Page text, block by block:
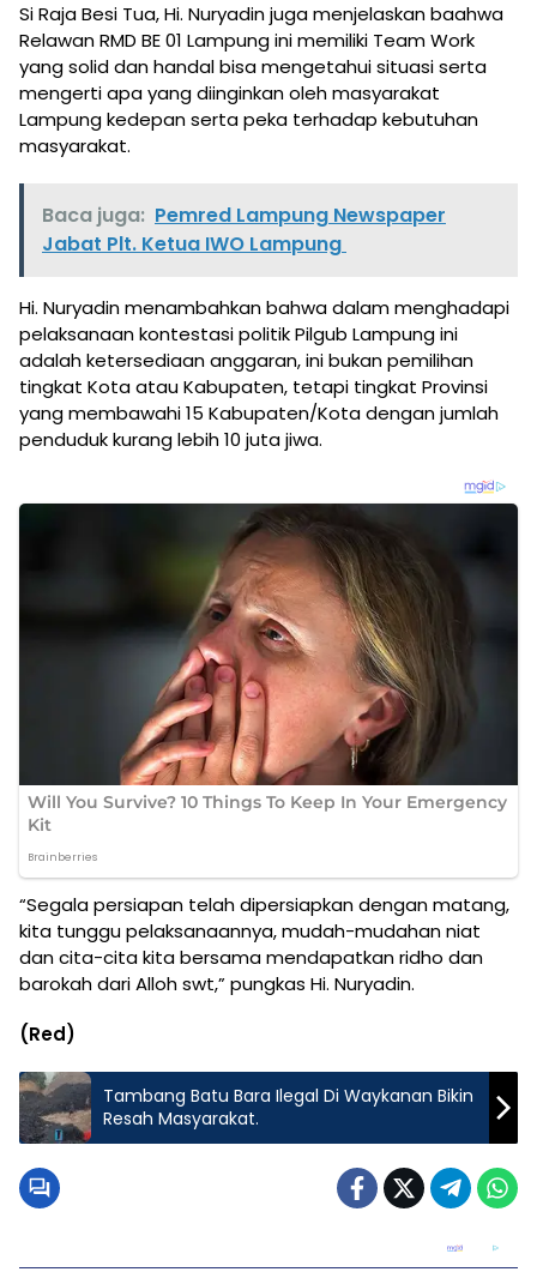
Si Raja Besi Tua, Hi. Nuryadin juga menjelaskan baahwa
Relawan RMD BE 01 Lampung ini memiliki Team Work
yang solid dan handal bisa mengetahui situasi serta
mengerti apa yang diinginkan oleh masyarakat
Lampung kedepan serta peka terhadap kebutuhan
masyarakat.
Baca juga: Pemred Lampung Newspaper
Jabat Plt. Ketua IWO Lampung
Hi. Nuryadin menambahkan bahwa dalam menghadapi
pelaksanaan kontestasi politik Pilgub Lampung ini
adalah ketersediaan anggaran, ini bukan pemilihan
tingkat Kota atau Kabupaten, tetapi tingkat Provinsi
yang membawahi 15 Kabupaten/Kota dengan jumlah
penduduk kurang lebih 10 juta jiwa.
“Segala persiapan telah dipersiapkan dengan matang,
kita tunggu pelaksanaannya, mudah-mudahan niat
dan cita-cita kita bersama mendapatkan ridho dan
barokah dari Alloh swt,” pungkas Hi. Nuryadin.
(Red)
Tambang Batu Bara Ilegal Di Waykanan Bikin
Resah Masyarakat.